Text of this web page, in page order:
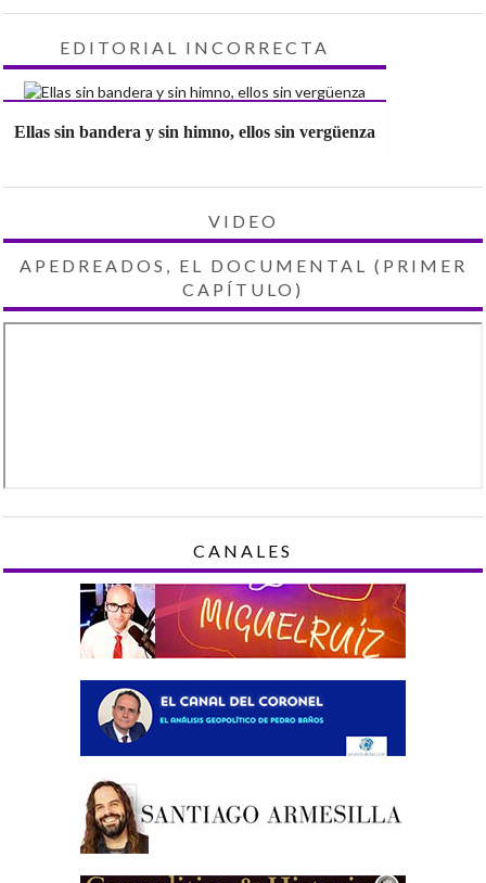
EDITORIAL INCORRECTA
Ellas sin bandera y sin himno, ellos sin vergüenza
VIDEO
APEDREADOS, EL DOCUMENTAL (PRIMER
CAPÍTULO)
CANALES